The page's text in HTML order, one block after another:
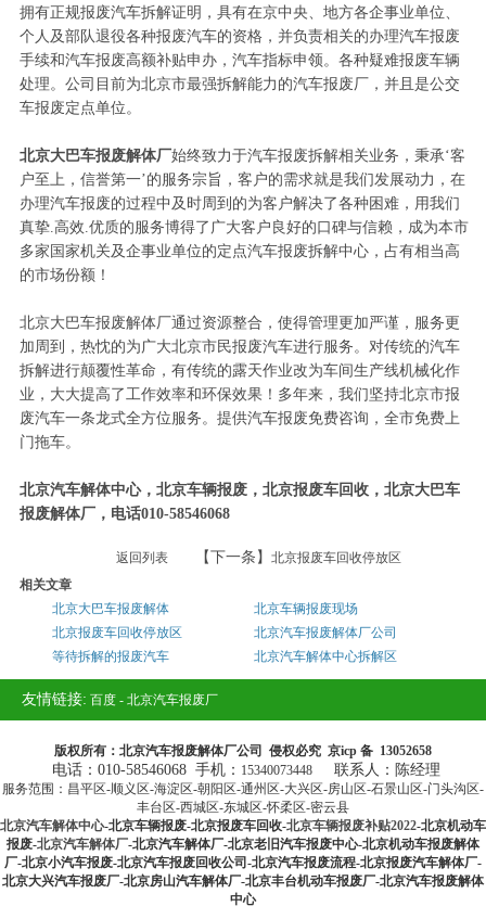
拥有正规报废汽车拆解证明，具有在京中央、地方各企事业单位、
个人及部队退役各种报废汽车的资格，并负责相关的办理汽车报废
手续和汽车报废高额补贴申办，汽车指标申领。各种疑难报废车辆
处理。公司目前为北京市最强拆解能力的汽车报废厂，并且是公交
车报废定点单位。
北京大巴车报废解体厂始终致力于汽车报废拆解相关业务，秉承‘客
户至上，信誉第一’的服务宗旨，客户的需求就是我们发展动力，在
办理汽车报废的过程中及时周到的为客户解决了各种困难，用我们
真挚.高效.优质的服务博得了广大客户良好的口碑与信赖，成为本市
多家国家机关及企事业单位的定点汽车报废拆解中心，占有相当高
的市场份额！
北京大巴车报废解体厂通过资源整合，使得管理更加严谨，服务更
加周到，热忱的为广大北京市民报废汽车进行服务。对传统的汽车
拆解进行颠覆性革命，有传统的露天作业改为车间生产线机械化作
业，大大提高了工作效率和环保效果！多年来，我们坚持北京市报
废汽车一条龙式全方位服务。提供汽车报废免费咨询，全市免费上
门拖车。
北京汽车解体中心，北京车辆报废，北京报废车回收，北京大巴车
报废解体厂，电话010-58546068
返回列表 【下一条】 北京报废车回收停放区
相关文章
北京大巴车报废解体
北京车辆报废现场
北京报废车回收停放区
北京汽车报废解体厂公司
等待拆解的报废汽车
北京汽车解体中心拆解区
友情链接: 百度 - 北京汽车报废厂
版权所有：北京汽车报废解体厂公司 侵权必究 京icp 备 13052658
电话：010-58546068 手机： 15340073448 联系人：陈经理
服务范围：昌平区-顺义区-海淀区-朝阳区-通州区-大兴区-房山区-石景山区-门头沟区-
丰台区-西城区-东城区-怀柔区-密云县
北京汽车解体中心-北京车辆报废-北京报废车回收-北京车辆报废补贴2022-北京机动车
报废-北京汽车解体厂-北京汽车解体厂-北京老旧汽车报废中心-北京机动车报废解体
厂-北京小汽车报废-北京汽车报废回收公司-北京汽车报废流程-北京报废汽车解体厂-
北京大兴汽车报废厂-北京房山汽车解体厂-北京丰台机动车报废厂-北京汽车报废解体
中心